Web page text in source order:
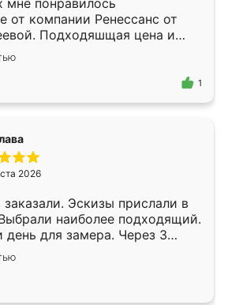
мне понравилось
от компании Ренессанс от
Подходяшщая цена и
изготовления. Приехавший
Владислав
моему эскизу самый
1
2026
заказали. Эскизы прислали в
наиболее подходящий.
день для замера. Через 3
была уже готова. Остались
Спасибо Ренессанс
работу!